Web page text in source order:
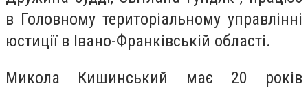
в Головному територіальному управлінні
юстиції в Івано-Франківській області.
Микола Кишинський має 20 років